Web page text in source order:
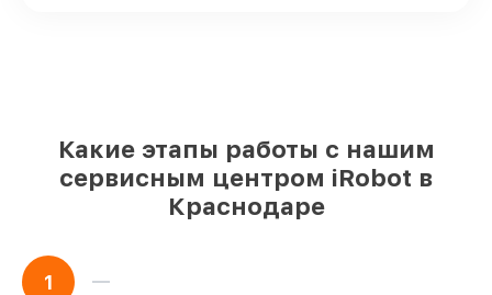
Какие этапы работы с нашим
сервисным центром iRobot в
Краснодаре
1